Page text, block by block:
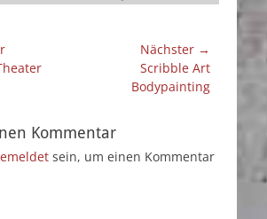
Nächster →
Scribble Art
Bodypainting
Kommentar
sein, um einen Kommentar